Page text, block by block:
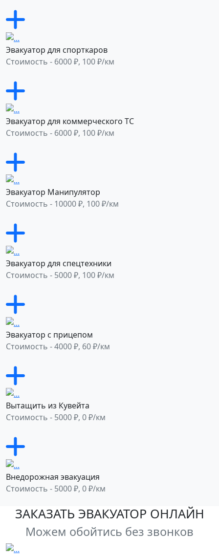
Эвакуатор для спорткаров
Стоимость - 6000 ₽, 100 ₽/км
Эвакуатор для коммерческого ТС
Стоимость - 6000 ₽, 100 ₽/км
Эвакуатор Манипулятор
Стоимость - 10000 ₽, 100 ₽/км
Эвакуатор для спецтехники
Стоимость - 5000 ₽, 100 ₽/км
Эвакуатор с прицепом
Стоимость - 4000 ₽, 60 ₽/км
Вытащить из Кувейта
Стоимость - 5000 ₽, 0 ₽/км
Внедорожная эвакуация
Стоимость - 5000 ₽, 0 ₽/км
ЗАКАЗАТЬ ЭВАКУАТОР ОНЛАЙН
Можем обойтись без звонков